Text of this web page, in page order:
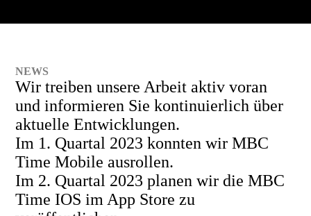
NEWS
Wir treiben unsere Arbeit aktiv voran
und informieren Sie kontinuierlich über
aktuelle Entwicklungen.
Im 1. Quartal 2023 konnten wir MBC
Time Mobile ausrollen.
Im 2. Quartal 2023 planen wir die MBC
Time IOS im App Store zu